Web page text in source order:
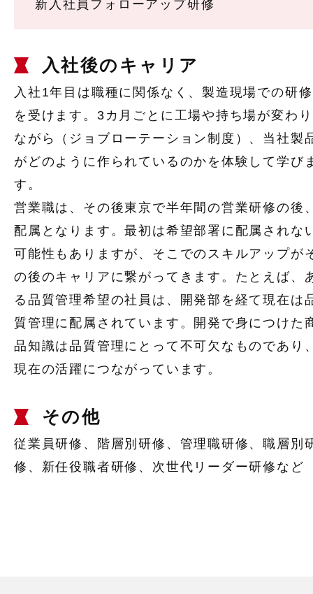
新入社員フォローアップ研修
入社後のキャリア
入社1年目は職種に関係なく、製造現場での研修
を受けます。3カ月ごとに工場や持ち場が変わり
ながら（ジョブローテーション制度）、当社製
がどのように作られているのかを体験して学び
す。
営業職は、その後東京で半年間の営業研修の後
配属となります。最初は希望部署に配属されな
可能性もありますが、そこでのスキルアップが
の後のキャリアに繋がってきます。たとえば、
る品質管理希望の社員は、開発部を経て現在は
質管理に配属されています。開発で身につけた
品知識は品質管理にとって不可欠なものであり
現在の活躍につながっています。
その他
従業員研修、階層別研修、管理職研修、職層別
修、新任役職者研修、次世代リーダー研修など